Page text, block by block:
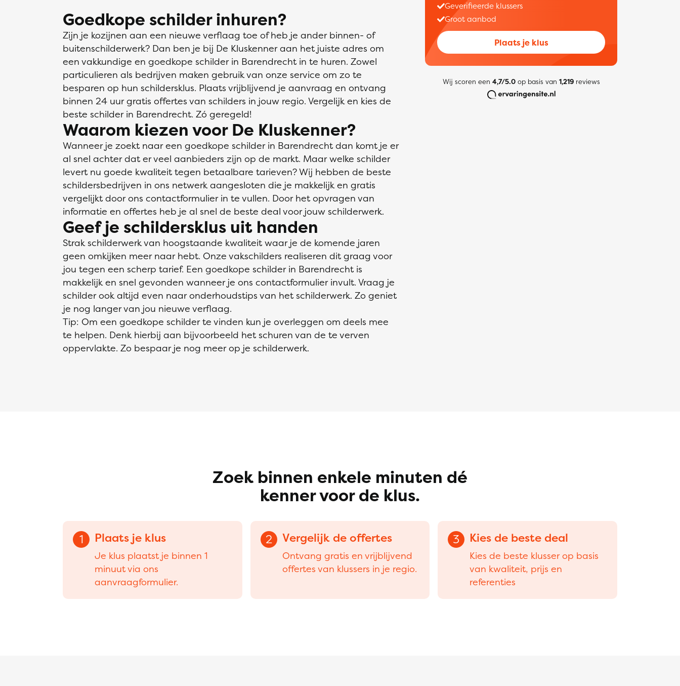
Goedkope schilder inhuren?
Zijn je kozijnen aan een nieuwe verflaag toe of heb je ander binnen- of
buitenschilderwerk? Dan ben je bij De Kluskenner aan het juiste adres om
een vakkundige en goedkope schilder in Barendrecht in te huren. Zowel
particulieren als bedrijven maken gebruik van onze service om zo te
besparen op hun schildersklus. Plaats vrijblijvend je aanvraag en ontvang
binnen 24 uur gratis offertes van schilders in jouw regio. Vergelijk en kies de
beste schilder in Barendrecht. Zó geregeld!
Waarom kiezen voor De Kluskenner?
Wanneer je zoekt naar een goedkope schilder in Barendrecht dan komt je er
al snel achter dat er veel aanbieders zijn op de markt. Maar welke schilder
levert nu goede kwaliteit tegen betaalbare tarieven? Wij hebben de beste
schildersbedrijven in ons netwerk aangesloten die je makkelijk en gratis
vergelijkt door ons contactformulier in te vullen. Door het opvragen van
informatie en offertes heb je al snel de beste deal voor jouw schilderwerk.
Geef je schildersklus uit handen
Strak schilderwerk van hoogstaande kwaliteit waar je de komende jaren
geen omkijken meer naar hebt. Onze vakschilders realiseren dit graag voor
jou tegen een scherp tarief. Een goedkope schilder in Barendrecht is
makkelijk en snel gevonden wanneer je ons contactformulier invult. Vraag je
schilder ook altijd even naar onderhoudstips van het schilderwerk. Zo geniet
je nog langer van jou nieuwe verflaag.
Tip: Om een goedkope schilder te vinden kun je overleggen om deels mee
te helpen. Denk hierbij aan bijvoorbeeld het schuren van de te verven
oppervlakte. Zo bespaar je nog meer op je schilderwerk.
Geverifieerde klussers
Groot aanbod
Plaats je klus
Wij scoren een 4,7/5.0op basis van 1,219reviews
Zoek binnen enkele minuten dé
kenner voor de klus.
1 Plaats je klus
Je klus plaatst je binnen 1
minuut via ons
aanvraagformulier.
2 Vergelijk de offertes
Ontvang gratis en vrijblijvend
offertes van klussers in je regio.
3 Kies de beste deal
Kies de beste klusser op basis
van kwaliteit, prijs en
referenties